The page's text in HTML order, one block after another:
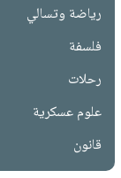
رياضة وتسالي
فلسفة
رحلات
علوم عسكرية
قانون